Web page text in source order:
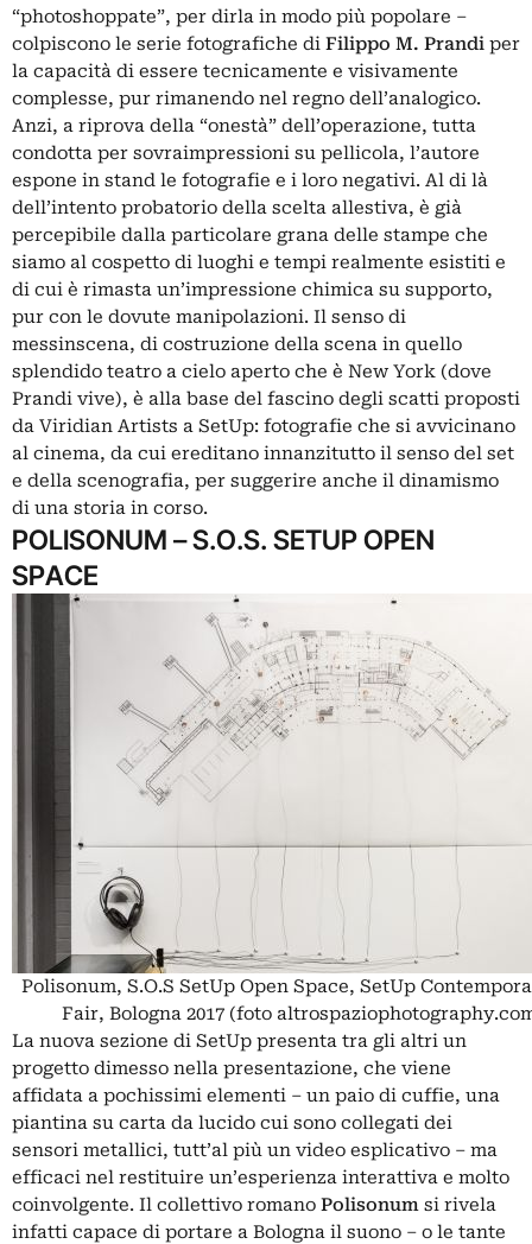
“photoshoppate”, per dirla in modo più popolare –
colpiscono le serie fotografiche di Filippo M. Prandi per
la capacità di essere tecnicamente e visivamente
complesse, pur rimanendo nel regno dell’analogico.
Anzi, a riprova della “onestà” dell’operazione, tutta
condotta per sovraimpressioni su pellicola, l’autore
espone in stand le fotografie e i loro negativi. Al di là
dell’intento probatorio della scelta allestiva, è già
percepibile dalla particolare grana delle stampe che
siamo al cospetto di luoghi e tempi realmente esistiti e
di cui è rimasta un’impressione chimica su supporto,
pur con le dovute manipolazioni. Il senso di
messinscena, di costruzione della scena in quello
splendido teatro a cielo aperto che è New York (dove
Prandi vive), è alla base del fascino degli scatti proposti
da Viridian Artists a SetUp: fotografie che si avvicinano
al cinema, da cui ereditano innanzitutto il senso del set
e della scenografia, per suggerire anche il dinamismo
di una storia in corso.
POLISONUM – S.O.S. SETUP OPEN
SPACE
Polisonum, S.O.S SetUp Open Space, SetUp
Fair, Bologna 2017 (foto
La nuova sezione di SetUp presenta tra gli altri un
progetto dimesso nella presentazione, che viene
affidata a pochissimi elementi – un paio di cuffie, una
piantina su carta da lucido cui sono collegati dei
sensori metallici, tutt’al più un video esplicativo – ma
efficaci nel restituire un’esperienza interattiva e molto
coinvolgente. Il collettivo romano Polisonum si rivela
infatti capace di portare a Bologna il suono – o le tante